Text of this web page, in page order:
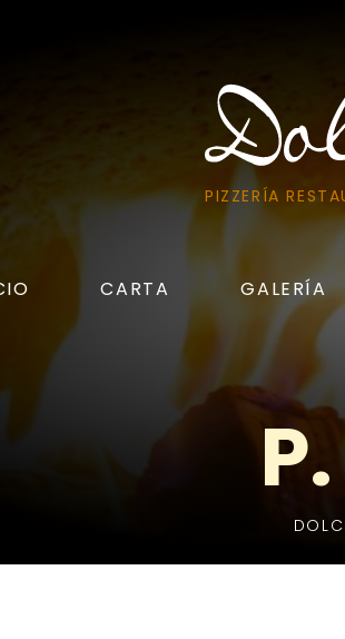
PIZZERÍA
CARTA GALERÍA